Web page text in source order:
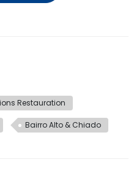
Restauration
Bairro Alto & Chiado